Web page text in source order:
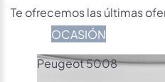
Te ofrecemos las últimas
OCASIÓN
Peugeot 5008